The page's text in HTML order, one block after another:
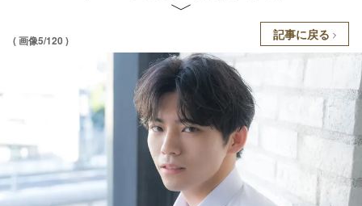
( 画像5/120 ) 記事に戻る